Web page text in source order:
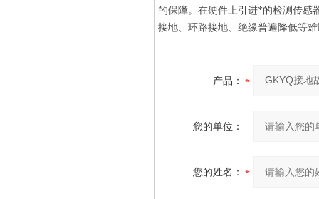
的保障。在硬件上引进*的检测传感
接地、环路接地、绝缘普遍降低等
产品：
您的单位：
您的姓名：